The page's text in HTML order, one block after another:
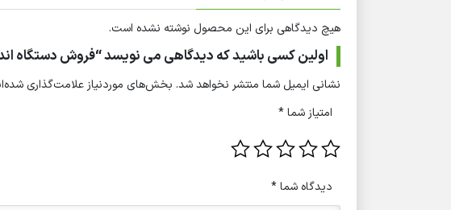
هیچ دیدگاهی برای این محصول نوشته نشده است.
اولین کسی باشید که دیدگاهی می نویسد “فروش دستگاه
نشانی ایمیل شما منتشر نخواهد شد. بخش‌های موردنیاز علامت‌گذاری
امتیاز شما*
دیدگاه شما*